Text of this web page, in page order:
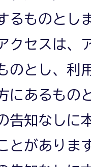
るものとし
クセスは、
のとし、利
にあるもの
告知なしに
とがありま